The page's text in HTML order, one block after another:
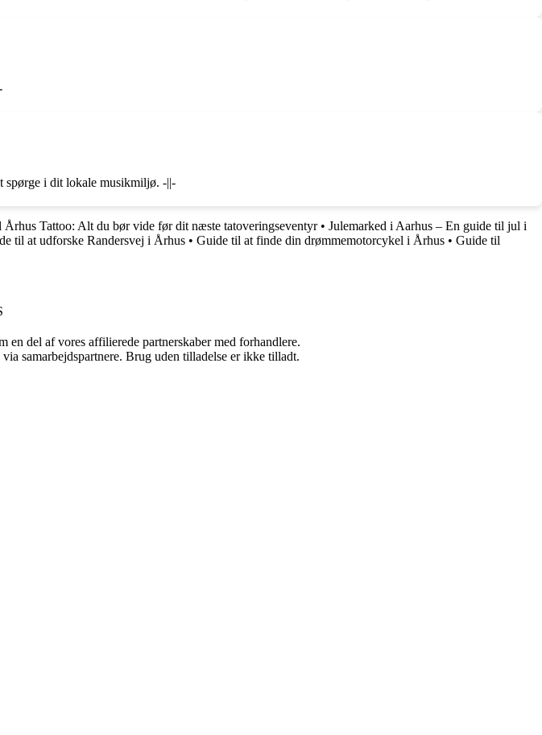
spørge i dit lokale musikmiljø. -||-
Århus Tattoo: Alt du bør vide før dit næste tatoveringseventyr• Julemarked i Aarhus – En guide til jul i
til at udforske Randersvej i Århus • Guide til at finde din drømmemotorcykel i Århus • Guide til
del af vores affilierede partnerskaber med forhandlere.
samarbejdspartnere. Brug uden tilladelse er ikke tilladt.